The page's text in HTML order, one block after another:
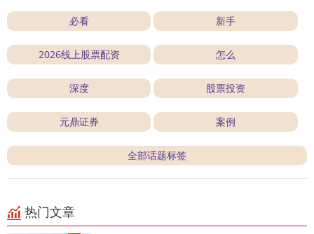
必看 新手
2026线上股票配资 怎么
深度 股票投资
元鼎证券 案例
全部话题标签
热门文章